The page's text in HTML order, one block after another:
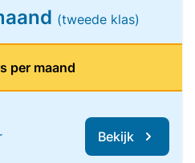
(tweede klas)
per maand
Bekijk